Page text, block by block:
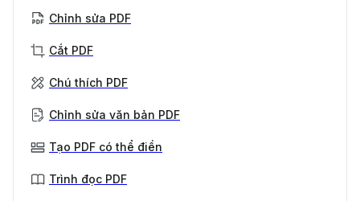
Chỉnh sửa PDF
Cắt PDF
Chú thích PDF
Chỉnh sửa văn bản PDF
Tạo PDF có thể điền
Trình đọc PDF